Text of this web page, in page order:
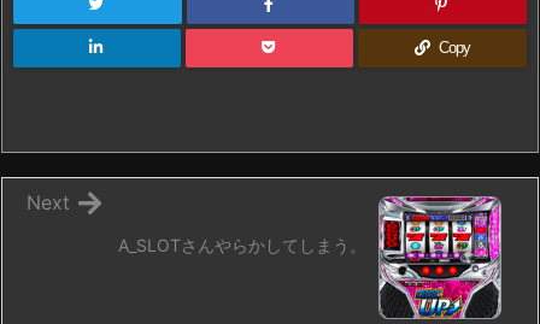
Copy
A_SLOTさんやらかしてしまう。
Next